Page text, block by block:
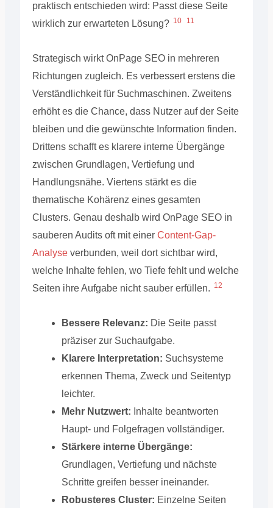
praktisch entschieden wird: Passt diese Seite
wirklich zur erwarteten Lösung? 10 11
Strategisch wirkt OnPage SEO in mehreren
Richtungen zugleich. Es verbessert erstens die
Verständlichkeit für Suchmaschinen. Zweitens
erhöht es die Chance, dass Nutzer auf der Seite
bleiben und die gewünschte Information finden.
Drittens schafft es klarere interne Übergänge
zwischen Grundlagen, Vertiefung und
Handlungsnähe. Viertens stärkt es die
thematische Kohärenz eines gesamten
Clusters. Genau deshalb wird OnPage SEO in
sauberen Audits oft mit einer Content-Gap-
Analyseverbunden, weil dort sichtbar wird,
welche Inhalte fehlen, wo Tiefe fehlt und welche
Seiten ihre Aufgabe nicht sauber erfüllen. 12
Bessere Relevanz: Die Seite passt
präziser zur Suchaufgabe.
Klarere Interpretation: Suchsysteme
erkennen Thema, Zweck und Seitentyp
leichter.
Mehr Nutzwert: Inhalte beantworten
Haupt- und Folgefragen vollständiger.
Stärkere interne Übergänge:
Grundlagen, Vertiefung und nächste
Schritte greifen besser ineinander.
Robusteres Cluster: Einzelne Seiten